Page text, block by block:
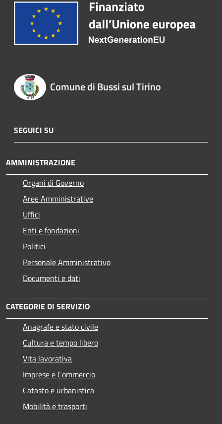
Comune di Bussi sul Tirino
SEGUICI SU
AMMINISTRAZIONE
Organi di Governo
Aree Amministrative
Uffici
Enti e fondazioni
Politici
Personale Amministrativo
Documenti e dati
CATEGORIE DI SERVIZIO
Anagrafe e stato civile
Cultura e tempo libero
Vita lavorativa
Imprese e Commercio
Catasto e urbanistica
Mobilità e trasporti